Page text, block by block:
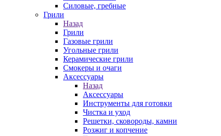
Силовые, гребные
Грили
Назад
Грили
Газовые грили
Угольные грили
Керамические грили
Смокеры и очаги
Аксессуары
Назад
Аксессуары
Инструменты для готовки
Чистка и уход
Решетки, сковороды, камни
Розжиг и копчение